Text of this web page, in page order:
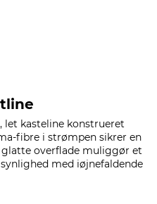
let kasteline konstrueret
fibre i strømpen sikrer en
overflade muliggør et
med iøjnefaldende